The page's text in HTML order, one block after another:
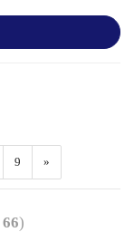
9 »
66)